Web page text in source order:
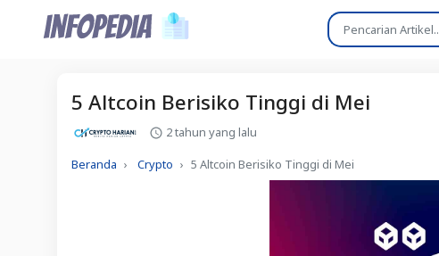
5 Altcoin Berisiko Tinggi di Mei
2 tahun yang lalu
Beranda Crypto 5 Altcoin Berisiko Tinggi di Mei